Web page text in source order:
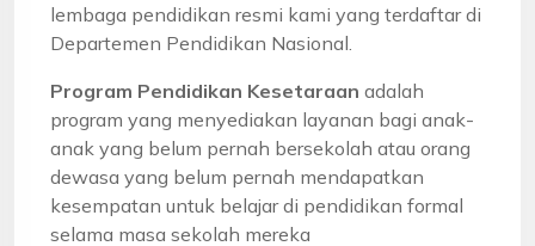
lembaga pendidikan resmi kami yang terdaftar di
Departemen Pendidikan Nasional.
Program Pendidikan Kesetaraan adalah
program yang menyediakan layanan bagi anak-
anak yang belum pernah bersekolah atau orang
dewasa yang belum pernah mendapatkan
kesempatan untuk belajar di pendidikan formal
selama masa sekolah mereka